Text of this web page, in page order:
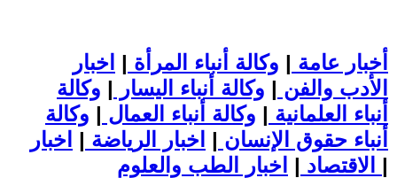
أخبار عامة | وكالة أنباء المرأة | اخبار
الأدب والفن | وكالة أنباء اليسار | وكالة
أنباء العلمانية | وكالة أنباء العمال | وكالة
أنباء حقوق الإنسان | اخبار الرياضة | اخبار
الاقتصاد | |